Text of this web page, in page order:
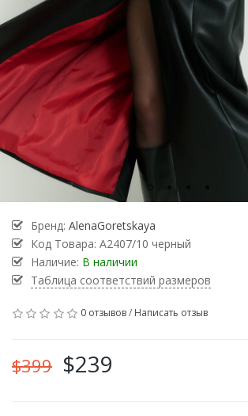
Бренд: AlenaGoretskaya
Код Товара: А2407/10 черный
Наличие: В наличии
Таблица соответствий размеров
0 отзывов/ Написать отзыв
$399 $239